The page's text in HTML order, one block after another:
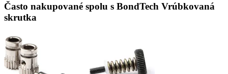
Často nakupované spolu s BondTech Vrúbkovaná
skrutka